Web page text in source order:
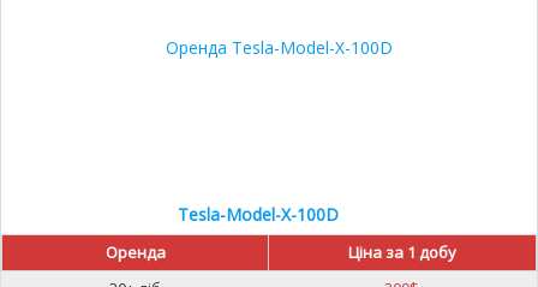
Tesla-Model-X-100D
Оренда
Ціна за 1 добу